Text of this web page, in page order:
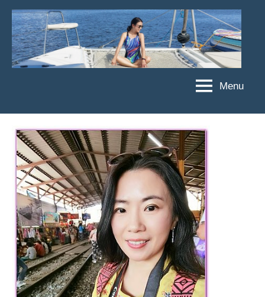
Skip
content
菲
亞
娃
JEFFIA
FANG
亞
娃
粉
絲
團、
主
題
旅
遊、
人
帶
Menu